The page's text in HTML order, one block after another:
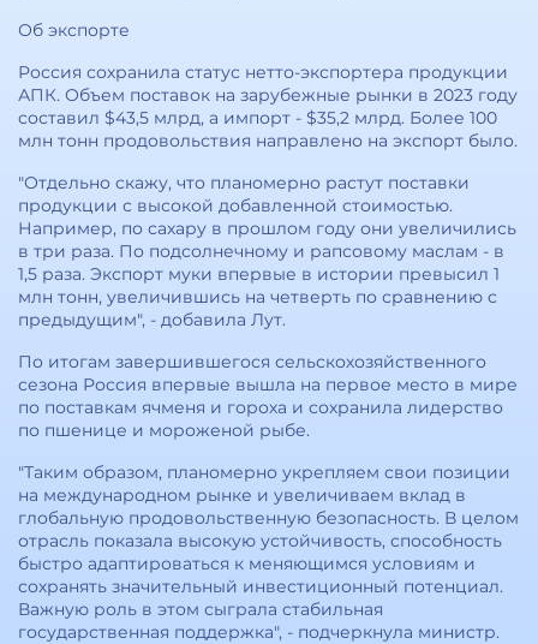
Об экспорте
Россия сохранила статус нетто-экспортера продукции
АПК. Объем поставок на зарубежные рынки в 2023 году
составил $43,5 млрд, а импорт - $35,2 млрд. Более 100
млн тонн продовольствия направлено на экспорт было.
"Отдельно скажу, что планомерно растут поставки
продукции с высокой добавленной стоимостью.
Например, по сахару в прошлом году они увеличились
в три раза. По подсолнечному и рапсовому маслам - в
1,5 раза. Экспорт муки впервые в истории превысил 1
млн тонн, увеличившись на четверть по сравнению с
предыдущим", - добавила Лут.
По итогам завершившегося сельскохозяйственного
сезона Россия впервые вышла на первое место в мире
по поставкам ячменя и гороха и сохранила лидерство
по пшенице и мороженой рыбе.
"Таким образом, планомерно укрепляем свои позиции
на международном рынке и увеличиваем вклад в
глобальную продовольственную безопасность. В целом
отрасль показала высокую устойчивость, способность
быстро адаптироваться к меняющимся условиям и
сохранять значительный инвестиционный потенциал.
Важную роль в этом сыграла стабильная
государственная поддержка", - подчеркнула министр.